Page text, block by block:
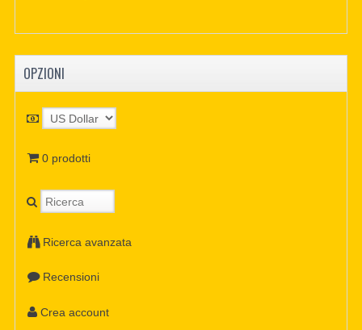
OPZIONI
0 prodotti
Ricerca avanzata
Recensioni
Crea account